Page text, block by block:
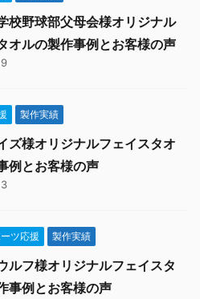
校野球部父母会様オリジナル
オルの製作事例とお客様の声
製作実績
ズ様オリジナルフェイスタオ
例とお客様の声
ツ応援 製作実績
ルフ様オリジナルフェイスタ
事例とお客様の声